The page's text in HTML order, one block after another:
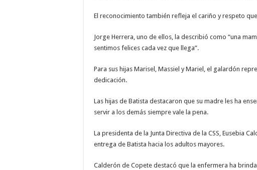
El reconocimiento también refleja el cariño y respeto
Jorge Herrera, uno de ellos, la describió como “una
sentimos felices cada vez que llega”.
Para sus hijas Marisel, Massiel y Mariel, el galardón
dedicación.
Las hijas de Batista destacaron que su madre les ha
servir a los demás siempre vale la pena.
La presidenta de la Junta Directiva de la CSS, Eusebia
entrega de Batista hacia los adultos mayores.
Calderón de Copete destacó que la enfermera ha